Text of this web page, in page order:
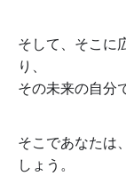
そして、そこに
り、
その未来の自分
そこであなたは
しょう。